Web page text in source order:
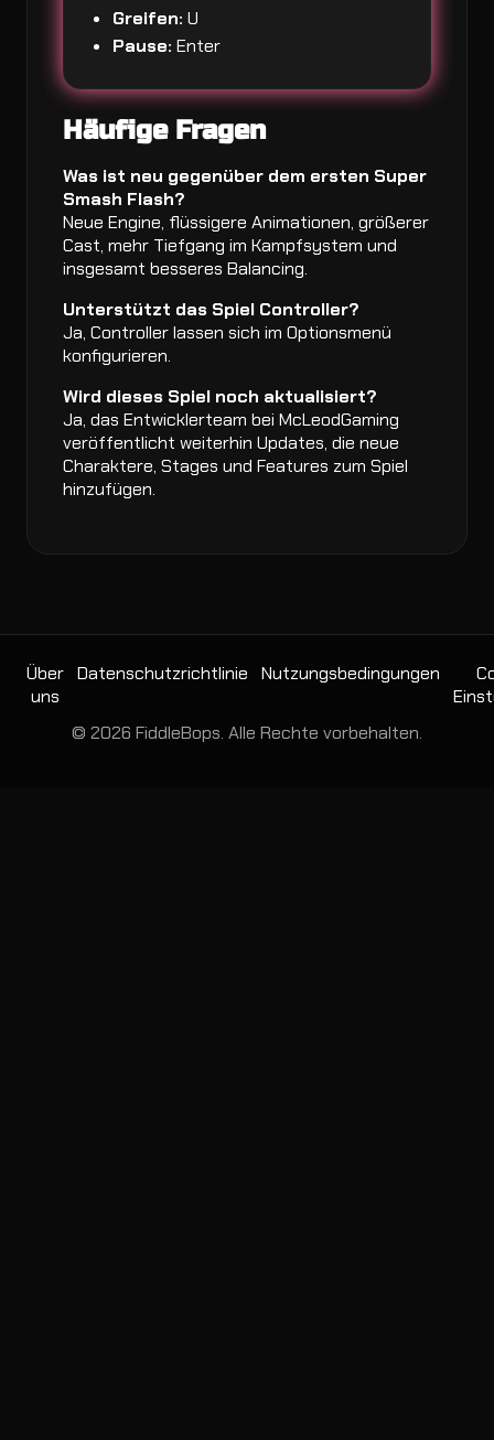
Greifen: U
Pause: Enter
Häufige Fragen
Was ist neu gegenüber dem ersten Super
Smash Flash?
Neue Engine, flüssigere Animationen, größerer
Cast, mehr Tiefgang im Kampfsystem und
insgesamt besseres Balancing.
Unterstützt das Spiel Controller?
Ja, Controller lassen sich im Optionsmenü
konfigurieren.
Wird dieses Spiel noch aktualisiert?
Ja, das Entwicklerteam bei McLeodGaming
veröffentlicht weiterhin Updates, die neue
Charaktere, Stages und Features zum Spiel
hinzufügen.
Über
uns
Datenschutzrichtlinie Nutzungsbedingungen
© 2026 FiddleBops. Alle Rechte vorbehalten.